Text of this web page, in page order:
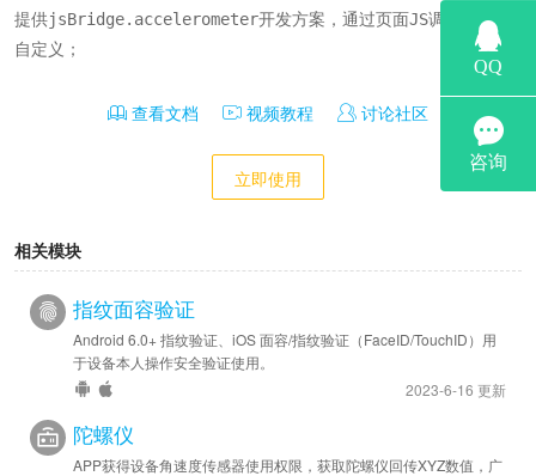
提供jsBridge.accelerometer开发方案，通过页面JS调用来实现
自定义；
查看文档 视频教程 讨论社区
立即使用
相关模块
指纹面容验证
Android 6.0+ 指纹验证、iOS 面容/指纹验证（FaceID/TouchID）用
于设备本人操作安全验证使用。
2023-6-16 更新
陀螺仪
APP获得设备角速度传感器使用权限，获取陀螺仪回传XYZ数值，广